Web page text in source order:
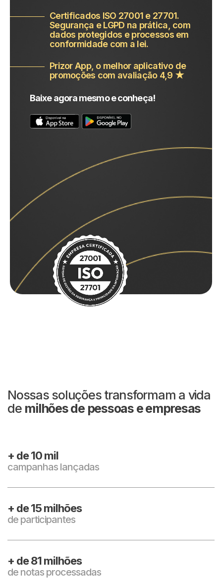
Certificados ISO 27001 e 27701.
Segurança e LGPD na prática, com
dados protegidos e processos em
conformidade com a lei.
Prizor App, o melhor aplicativo de
promoções com avaliação 4,9 ★
Baixe agora mesmo e conheça!
Nossas soluções transformam a vida
de milhões de pessoas e empresas
+ de10mil
campanhas lançadas
+ de15milhões
de participantes
+ de81milhões
de notas processadas